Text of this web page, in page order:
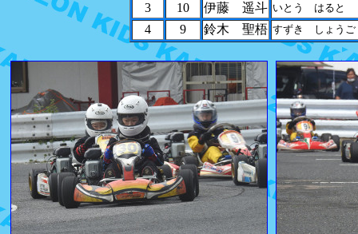
3 10 伊藤 遥斗 いとう はると
4 9 鈴木 聖梧 すずき しょうご